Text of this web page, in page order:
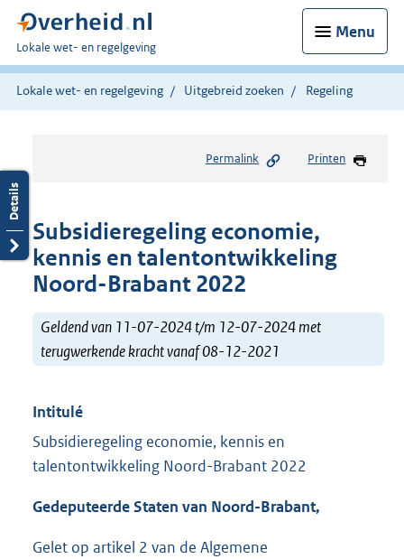
Menu
U
bent
hier:
Lokale wet- en regelgeving
Lokale wet- en regelgeving Uitgebreid zoeken Regeling
Permalink Printen
Subsidieregeling economie,
kennis en talentontwikkeling
Noord-Brabant 2022
Geldend van 11-07-2024 t/m 12-07-2024 met
terugwerkende kracht vanaf 08-12-2021
Intitulé
Subsidieregeling economie, kennis en
talentontwikkeling Noord-Brabant 2022
Gedeputeerde Staten van Noord-Brabant,
Gelet op artikel 2 van de Algemene